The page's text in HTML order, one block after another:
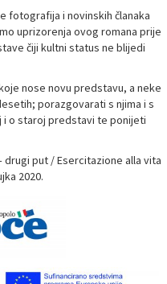
fotografija i novinskih članaka
uprizorenja ovog romana prije
čiji kultni status ne blijedi
nose novu predstavu, a neke
porazgovarati s njima i s
i o staroj predstavi te ponijeti
drugi put / Esercitazione alla vita
2020.